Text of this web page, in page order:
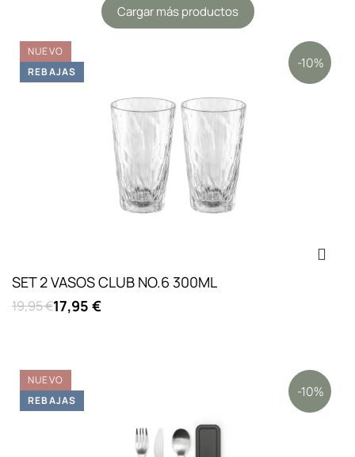
Cargar más productos
SET 2 VASOS CLUB NO.6 300ML
19,95 €17,95 €
NUEVO
-10%
REBAJAS
NUEVO
-10%
REBAJAS